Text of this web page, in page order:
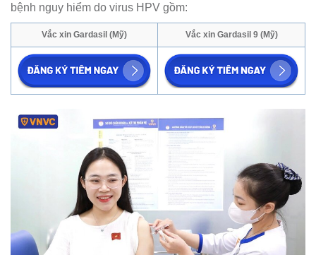
bệnh nguy hiểm do virus HPV gồm:
Vắc xin Gardasil (Mỹ) Vắc xin Gardasil 9 (Mỹ)